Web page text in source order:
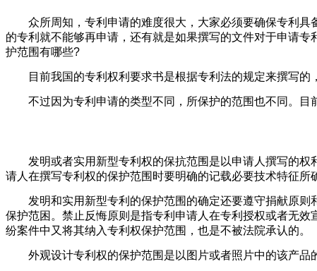
众所周知，专利申请的难度很大，大家必须要确保专利具
的专利就不能够再申请，还有就是如果撰写的文件对于申请
护范围有哪些?
目前我国的专利权利要求书是根据专利法的规定来撰写的
不过因为专利申请的类型不同，所保护的范围也不同。目
发明或者实用新型专利权的保抗范围是以申请人撰写的权
请人在撰写专利权的保护范围时要明确的记载必要技术特征
发明和实用新型专利的保护范围的确定还要遵守捐献原则
保护范困。禁止反悔原则是指专利申请人在专利授权或者无
纷案件中又将其纳入专利权保护范围，也是不被法院承认的。
外观设计专利权的保护范围是以图片或者照片中的该产品